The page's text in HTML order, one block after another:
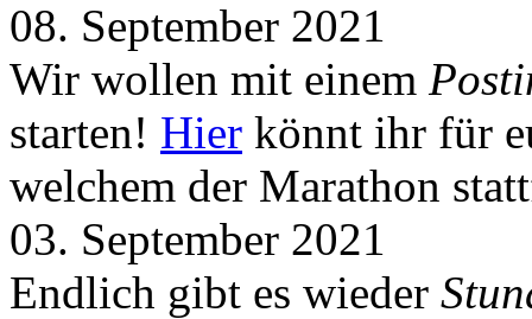
08. September 2021
Wir wollen mit einem
starten! Hier könnt ihr für
welchem der Marathon
03. September 2021
Endlich gibt es wieder